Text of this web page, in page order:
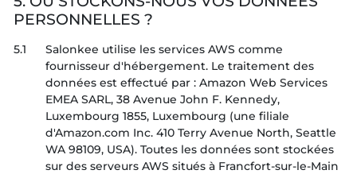
PERSONNELLES ?
5.1
Salonkee utilise les services AWS comme
fournisseur d'hébergement. Le traitement des
données est effectué par : Amazon Web Services
EMEA SARL, 38 Avenue John F. Kennedy,
Luxembourg 1855, Luxembourg (une filiale
d'Amazon.com Inc. 410 Terry Avenue North, Seattle
WA 98109, USA). Toutes les données sont stockées
sur des serveurs AWS situés à Francfort-sur-le-Main